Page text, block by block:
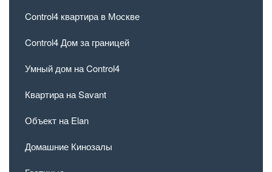
Control4 квартира в Москве
Control4 Дом за границей
Умный дом на Control4
Квартира на Savant
Объект на Elan
Домашние Кинозалы